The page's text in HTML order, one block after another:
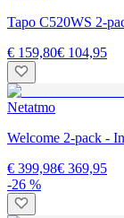
Tapo C520WS 2-
€ 159,80€ 104,95
Netatmo
Welcome 2-pack -
€ 399,98€ 369,95
-26 %